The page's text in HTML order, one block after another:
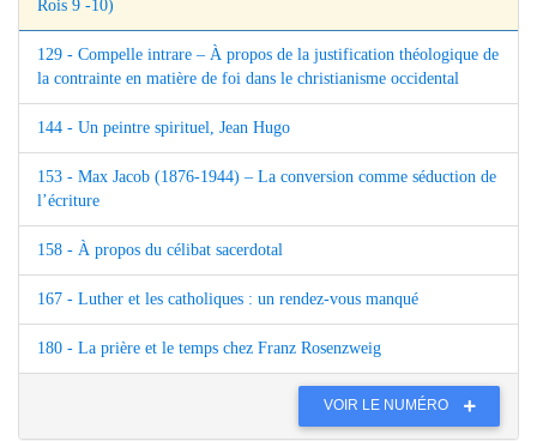
Rois 9 -10)
129 - Compelle intrare – À propos de la justification théologique de
la contrainte en matière de foi dans le christianisme occidental
144 - Un peintre spirituel, Jean Hugo
153 - Max Jacob (1876-1944) – La conversion comme séduction de
l’écriture
158 - À propos du célibat sacerdotal
167 - Luther et les catholiques : un rendez-vous manqué
180 - La prière et le temps chez Franz Rosenzweig
VOIR LE NUMÉRO